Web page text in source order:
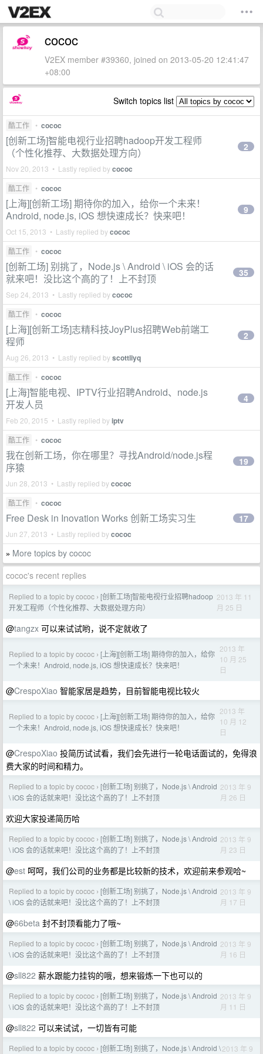
cococ
V2EX member #39360, joined on 2013-05-20 12:41:47
+08:00
Switch topics list
酷工作 • cococ
[创新工场]智能电视行业招聘hadoop开发工程师
（个性化推荐、大数据处理方向）
Nov 20, 2013 • Lastly replied bycococ
2
酷工作 • cococ
[上海][创新工场] 期待你的加入，给你一个未来！
Android, node.js, iOS 想快速成长？快来吧！
Oct 15, 2013 • Lastly replied bycococ
9
酷工作 • cococ
[创新工场] 别挑了，Node.js \ Android \ iOS 会的话
就来吧！没比这个高的了！上不封顶
Sep 24, 2013 • Lastly replied bycococ
35
酷工作 • cococ
[上海][创新工场]志精科技JoyPlus招聘Web前端工
程师
Aug 26, 2013 • Lastly replied byscottliyq
2
酷工作 • cococ
[上海]智能电视、IPTV行业招聘Android、node.js
开发人员
Feb 20, 2015 • Lastly replied byiptv
4
酷工作 • cococ
我在创新工场，你在哪里？寻找Android/node.js程
序猿
Jun 28, 2013 • Lastly replied bycococ
19
酷工作 • cococ
Free Desk in Inovation Works 创新工场实习生
Jun 27, 2013 • Lastly replied bycococ
17
» More topics by cococ
cococ's recent replies
Replied to a topic by cococ › [创新工场]智能电视行业招聘hadoop
开发工程师（个性化推荐、大数据处理方向）
2013 年 11
月 25 日
@tangzx 可以来试试哟，说不定就收了
Replied to a topic by cococ › [上海][创新工场] 期待你的加入，给你
一个未来！Android, node.js, iOS 想快速成长？快来吧！
2013 年
10 月 25
日
@CrespoXiao 智能家居是趋势，目前智能电视比较火
Replied to a topic by cococ › [上海][创新工场] 期待你的加入，给你
一个未来！Android, node.js, iOS 想快速成长？快来吧！
2013 年
10 月 12
日
@CrespoXiao 投简历试试看，我们会先进行一轮电话面试的，免得浪
费大家的时间和精力。
Replied to a topic by cococ › [创新工场] 别挑了，Node.js \ Android
\ iOS 会的话就来吧！没比这个高的了！上不封顶
2013 年 9
月 26 日
欢迎大家投递简历哈
Replied to a topic by cococ › [创新工场] 别挑了，Node.js \ Android
\ iOS 会的话就来吧！没比这个高的了！上不封顶
2013 年 9
月 23 日
@est 呵呵，我们公司的业务都是比较新的技术，欢迎前来参观哈~
Replied to a topic by cococ › [创新工场] 别挑了，Node.js \ Android
\ iOS 会的话就来吧！没比这个高的了！上不封顶
2013 年 9
月 17 日
@66beta 封不封顶看能力了哦~
Replied to a topic by cococ › [创新工场] 别挑了，Node.js \ Android
\ iOS 会的话就来吧！没比这个高的了！上不封顶
2013 年 9
月 16 日
@sll822 薪水跟能力挂钩的哦，想来锻炼一下也可以的
Replied to a topic by cococ › [创新工场] 别挑了，Node.js \ Android
\ iOS 会的话就来吧！没比这个高的了！上不封顶
2013 年 9
月 11 日
@sll822 可以来试试，一切皆有可能
Replied to a topic by cococ › [创新工场] 别挑了，Node.js \ Android \2013 年 9